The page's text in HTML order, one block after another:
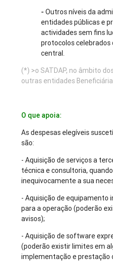
- Outros níveis da
entidades públicas e
actividades sem fins
protocolos
central.
(*) >o SATDAP, no âmbito
outras entidades
O que apoia:
As despesas elegíveis
são:
- Aquisição de serviços a
técnica e consultoria,
inequivocamente a sua
- Aquisição de
para a operação (poderão
avisos);
- Aquisição de software
(poderão existir limites em
implementação e